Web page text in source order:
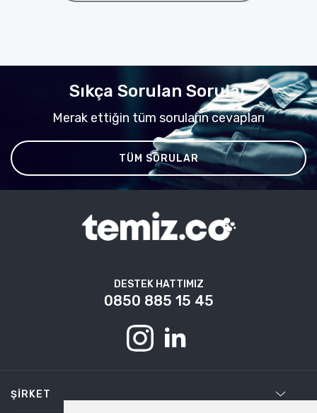
Sıkça Sorulan Sorular
Merak ettiğin tüm soruların cevapları
TÜM SORULAR
DESTEK HATTIMIZ
0850 885 15 45
ŞIRKET